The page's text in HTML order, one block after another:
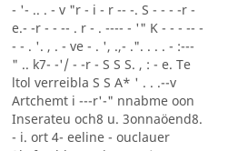
- '- .. . - v "r - i - r -- -. S - - - -r -
e.- -r - - -- . r - . ---- - '" K - - - -- -
- - . '. , . - ve - . ', .,- .". . . . - :---
" .. k7- -'/ - -r - S S S. , : - e. Te
ltol verreibla S S A* ' . . .--v
Artchemt i ---r'-" nnabme oon
Inserateu och8 u. 3onnaöend8.
- i. ort 4- eeline - ouclauer